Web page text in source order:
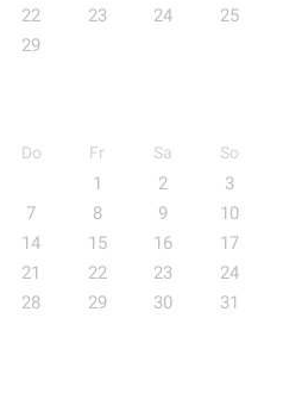
22 23 24
25
29
Do Fr Sa So
1 2
3
7 8 9
10
14 15 16
17
21 22 23
24
28 29 30 31